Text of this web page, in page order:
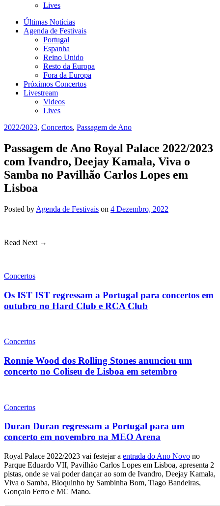
Lives
Últimas Notícias
Agenda de Festivais
Portugal
Espanha
Reino Unido
Resto da Europa
Fora da Europa
Próximos Concertos
Livestream
Videos
Lives
2022/2023, Concertos, Passagem de Ano
Passagem de Ano Royal Palace 2022/2023
com Ivandro, Deejay Kamala, Viva o
Samba no Pavilhão Carlos Lopes em
Lisboa
Posted by Agenda de Festivais on 4 Dezembro, 2022
Read Next →
Concertos
Os IST IST regressam a Portugal para concertos em
outubro no Hard Club e RCA Club
Concertos
Ronnie Wood dos Rolling Stones anunciou um
concerto no Coliseu de Lisboa em setembro
Concertos
Duran Duran regressam a Portugal para um
concerto em novembro na MEO Arena
Royal Palace 2022/2023 vai festejar a entrada do Ano Novo no
Parque Eduardo VII, Pavilhão Carlos Lopes em Lisboa, apresenta 2
pistas, onde se vai poder dançar ao som de Ivandro, Deejay Kamala,
Viva o Samba, Bloquinho by Sambinha Bom, Tiago Bandeiras,
Gonçalo Ferro e MC Mano.